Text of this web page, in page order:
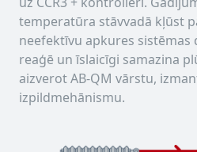
temperatūra stāvvadā kļūst
neefektīvu apkures
reaģē un īslaicīgi samazina
aizverot AB-QM vārstu,
izpildmehānismu.